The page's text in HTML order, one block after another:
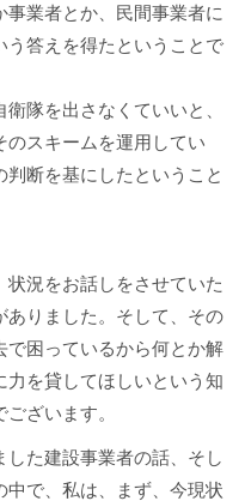
業者とか、民間事業者に
う答えを得たということで
隊を出さなくていいと、
のスキームを運用してい
断を基にしたということ
状況をお話しをさせていた
ありました。そして、その
で困っているから何とか解
を貸してほしいという知
ざいます。
た建設事業者の話、そし
で、私は、まず、今現状